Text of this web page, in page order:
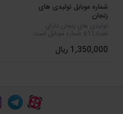
شماره موبایل تولیدی های
زنجان
تولیدی های زنجان دارای
تعداد611 شماره موبایل است.
1,350,000 ریال